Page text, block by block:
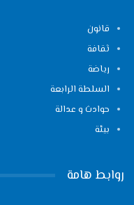
قانون
ثقافة
رياضة
السلطة الرابعة
حوادث و عدالة
بيئة
روابط هامة